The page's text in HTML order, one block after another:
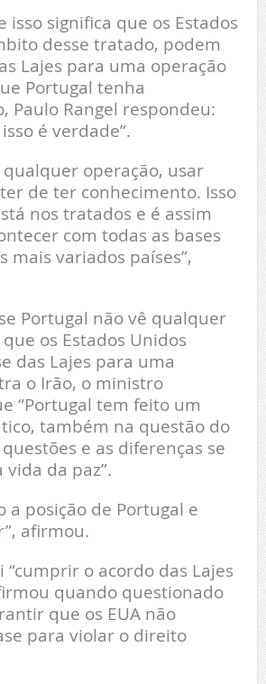
isso significa que os Estados
desse tratado, podem
Lajes para uma operação
Portugal tenha
Paulo Rangel respondeu:
é verdade”.
qualquer operação, usar
de ter conhecimento. Isso
nos tratados e é assim
com todas as bases
mais variados países”,
Portugal não vê qualquer
os Estados Unidos
das Lajes para uma
o Irão, o ministro
“Portugal tem feito um
também na questão do
e as diferenças se
da paz”.
a posição de Portugal e
afirmou.
“cumprir o acordo das Lajes
quando questionado
que os EUA não
para violar o direito